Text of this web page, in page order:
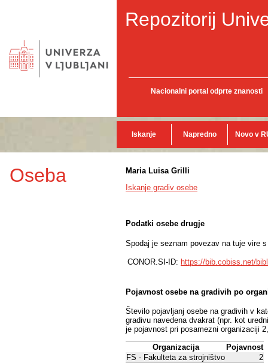
Repozitorij
Nacionalni portal odprte znanosti
Iskanje Napredno Novo v
Oseba
Maria Luisa Grilli
Iskanje gradiv osebe
Podatki osebe drugje
Spodaj je seznam povezav na tuje vire
CONOR.SI-ID: https://bib.cobiss.net/
Pojavnost osebe na gradivih po
Število pojavljanj osebe na gradivih v
gradivu navedena dvakrat (npr. kot
je pojavnost pri posamezni organizaciji
Organizacija
Pojavnost
FS - Fakulteta za strojništvo
2